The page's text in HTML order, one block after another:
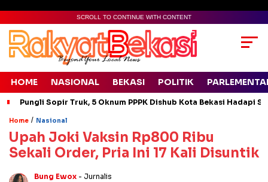
SCROLL TO CONTINUE WITH CONTENT
HOME NASIONAL BEKASI POLITIK
Pungli Sopir Truk, 5 Oknum PPPK Dishub Kota Bekasi Hadapi
Home / Nasional
Upah Joki Vaksin Rp800 Ribu
Sekali Order, Pria Ini 17 Kali Disuntik
Bung Ewox - Jurnalis